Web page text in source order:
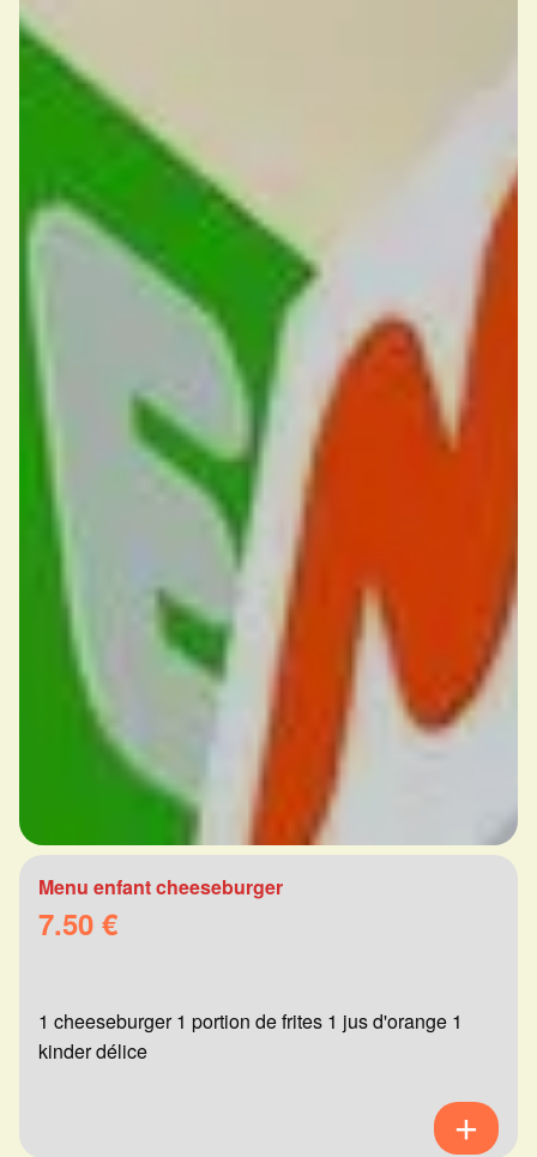
Menu enfant cheeseburger
7.50 €
1 cheeseburger 1 portion de frites 1 jus d'orange 1
kinder délice